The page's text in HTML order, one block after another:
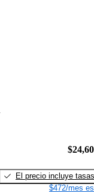
El precio incluye tasas
$472/mes